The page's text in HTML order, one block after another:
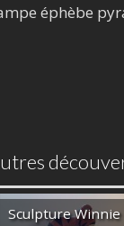
éphèbe
Sculpture